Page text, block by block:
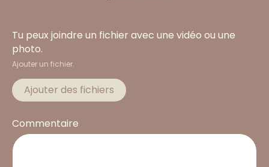
Tu peux joindre un fichier avec une vidéo ou une
photo.
Ajouter un fichier.
Ajouter des fichiers
Commentaire